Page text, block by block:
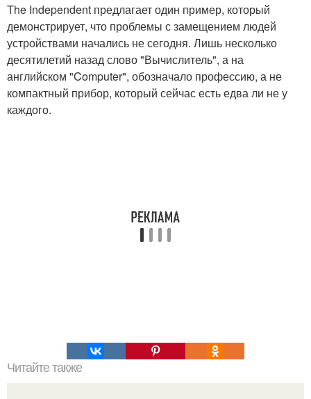
The Independent предлагает один пример, который
демонстрирует, что проблемы с замещением людей
устройствами начались не сегодня. Лишь несколько
десятилетий назад слово "Вычислитель", а на
английском "Computer", обозначало профессию, а не
компактный прибор, который сейчас есть едва ли не у
каждого.
Читайте также